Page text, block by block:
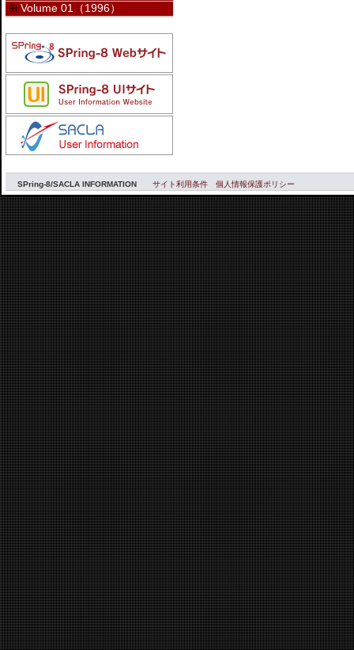
Volume 01（1996）
SPring-8/SACLA INFORMATION サイト利用条件 個人情報保護ポリシー